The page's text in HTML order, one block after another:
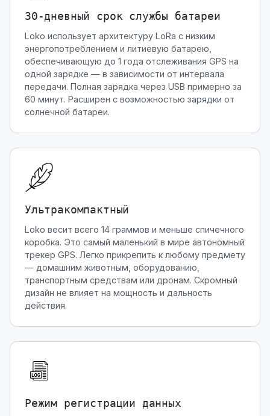
30-дневный срок службы батареи
Loko использует архитектуру LoRa с низким
энергопотреблением и литиевую батарею,
обеспечивающую до 1 года отслеживания GPS на
одной зарядке — в зависимости от интервала
передачи. Полная зарядка через USB примерно за
60 минут. Расширен с возможностью зарядки от
солнечной батареи.
Ультракомпактный
Loko весит всего 14 граммов и меньше спичечного
коробка. Это самый маленький в мире автономный
трекер GPS. Легко прикрепить к любому предмету
— домашним животным, оборудованию,
транспортным средствам или дронам. Скромный
дизайн не влияет на мощность и дальность
действия.
Режим регистрации данных